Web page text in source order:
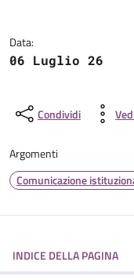
Data:
06 Luglio 26
Condividi
Argomenti
Comunicazione
INDICE DELLA PAGINA